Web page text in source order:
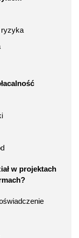
ryzyka
w projektach